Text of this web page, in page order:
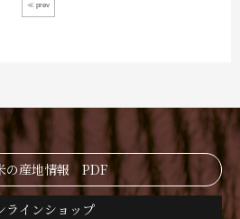
≪ prev
の産地情報 PDF
ラインショップ